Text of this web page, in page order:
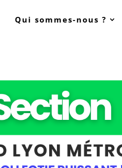
Qui sommes-nous ?